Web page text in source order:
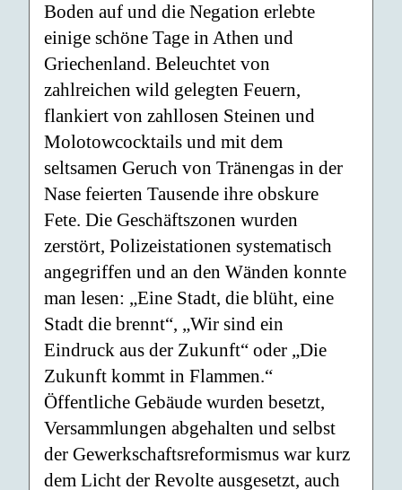
Boden auf und die Negation erlebte
einige schöne Tage in Athen und
Griechenland. Beleuchtet von
zahlreichen wild gelegten Feuern,
flankiert von zahllosen Steinen und
Molotowcocktails und mit dem
seltsamen Geruch von Tränengas in der
Nase feierten Tausende ihre obskure
Fete. Die Geschäftszonen wurden
zerstört, Polizeistationen systematisch
angegriffen und an den Wänden konnte
man lesen: „Eine Stadt, die blüht, eine
Stadt die brennt“, „Wir sind ein
Eindruck aus der Zukunft“ oder „Die
Zukunft kommt in Flammen.“
Öffentliche Gebäude wurden besetzt,
Versammlungen abgehalten und selbst
der Gewerkschaftsreformismus war kurz
dem Licht der Revolte ausgesetzt, auch